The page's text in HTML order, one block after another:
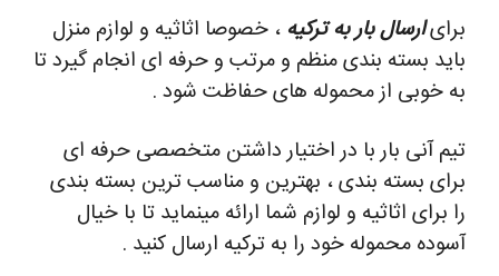
برایارسال بار به ترکیه ، خصوصا اثاثیه و لوازم منزل
باید بسته بندی منظم و مرتب و حرفه ای انجام گیرد تا
به خوبی از محموله های حفاظت شود .
تیم آنی بار با در اختیار داشتن متخصصی حرفه ای
برای بسته بندی ، بهترین و مناسب ترین بسته بندی
را برای اثاثیه و لوازم شما ارائه مینماید تا با خیال
آسوده محموله خود را به ترکیه ارسال کنید .